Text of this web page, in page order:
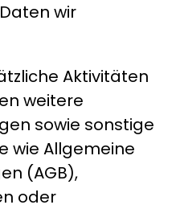
wir
Aktivitäten
weitere
sowie sonstige
wie Allgemeine
(AGB),
oder